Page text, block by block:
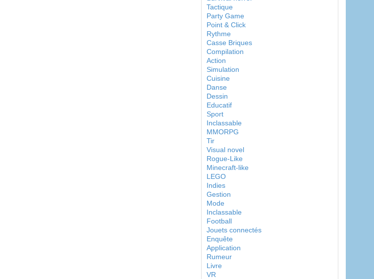
Tactique
Party Game
Point & Click
Rythme
Casse Briques
Compilation
Action
Simulation
Cuisine
Danse
Dessin
Educatif
Sport
Inclassable
MMORPG
Tir
Visual novel
Rogue-Like
Minecraft-like
LEGO
Indies
Gestion
Mode
Inclassable
Football
Jouets connectés
Enquête
Application
Rumeur
Livre
VR